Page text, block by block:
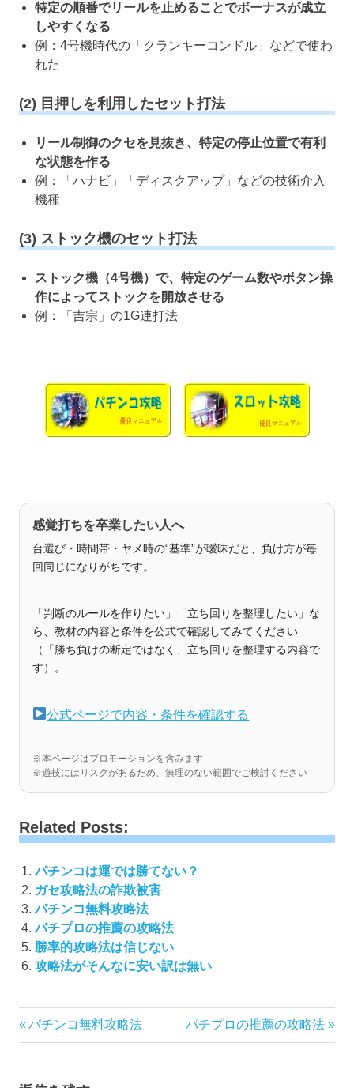
特定の順番でリールを止めることでボーナスが成立
しやすくなる
例：4号機時代の「クランキーコンドル」などで使わ
れた
(2) 目押しを利用したセット打法
リール制御のクセを見抜き、特定の停止位置で有利
な状態を作る
例：「ハナビ」「ディスクアップ」などの技術介入
機種
(3) ストック機のセット打法
ストック機（4号機）で、特定のゲーム数やボタン操
作によってストックを開放させる
例：「吉宗」の1G連打法
感覚打ちを卒業したい人へ
台選び・時間帯・ヤメ時の“基準”が曖昧だと、負け方が毎
回同じになりがちです。
「判断のルールを作りたい」「立ち回りを整理したい」な
ら、教材の内容と条件を公式で確認してみてください
（「勝ち負けの断定ではなく、立ち回りを整理する内容で
す）。
公式ページで内容・条件を確認する
※本ページはプロモーションを含みます
※遊技にはリスクがあるため、無理のない範囲でご検討ください
Related Posts:
パチンコは運では勝てない？
ガセ攻略法の詐欺被害
パチンコ無料攻略法
パチプロの推薦の攻略法
勝率的攻略法は信じない
攻略法がそんなに安い訳は無い
投
稿
前
の
事:
パチンコ無料攻略法
次
の
パチプロの推薦の攻略法